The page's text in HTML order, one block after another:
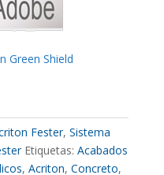
Green Shield
Fester, Sistema
Etiquetas: Acabados
, Acriton, Concreto,